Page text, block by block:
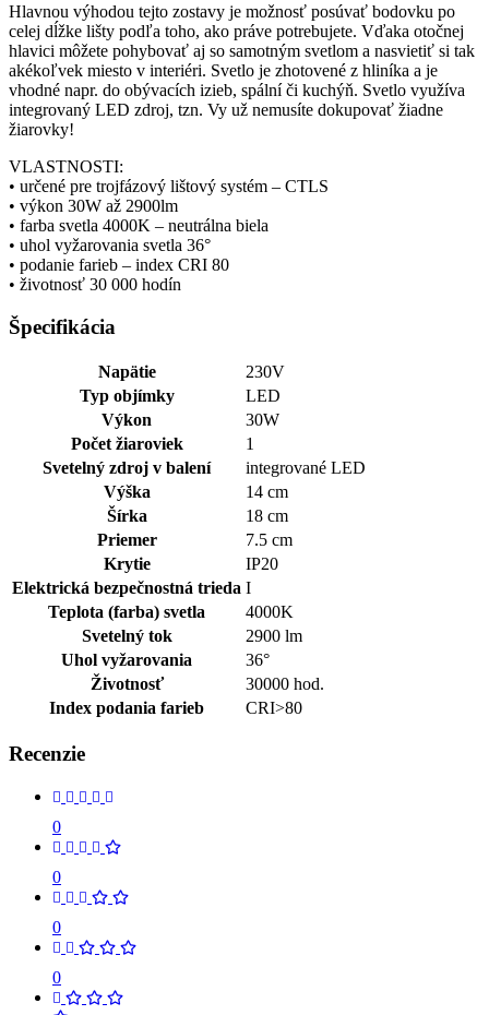
Hlavnou výhodou tejto zostavy je možnosť posúvať bodovku po
celej dĺžke lišty podľa toho, ako práve potrebujete. Vďaka otočnej
hlavici môžete pohybovať aj so samotným svetlom a nasvietiť si tak
akékoľvek miesto v interiéri. Svetlo je zhotovené z hliníka a je
vhodné napr. do obývacích izieb, spální či kuchýň. Svetlo využíva
integrovaný LED zdroj, tzn. Vy už nemusíte dokupovať žiadne
žiarovky!
VLASTNOSTI:
• určené pre trojfázový lištový systém – CTLS
• výkon 30W až 2900lm
• farba svetla 4000K – neutrálna biela
• uhol vyžarovania svetla 36°
• podanie farieb – index CRI 80
• životnosť 30 000 hodín
Špecifikácia
Napätie
230V
Typ objímky
LED
Výkon
30W
Počet žiaroviek
1
Svetelný zdroj v balení
integrované LED
Výška
14 cm
Šírka
18 cm
Priemer
7.5 cm
Krytie
IP20
Elektrická bezpečnostná trieda I
Teplota (farba) svetla
4000K
Svetelný tok
2900 lm
Uhol vyžarovania
36°
Životnosť
30000 hod.
Index podania farieb
CRI>80
Recenzie
0
0
0
0